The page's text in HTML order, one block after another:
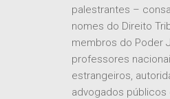
inscrições, contará
palestrantes –
nomes do Direito
membros do Poder
professores
estrangeiros,